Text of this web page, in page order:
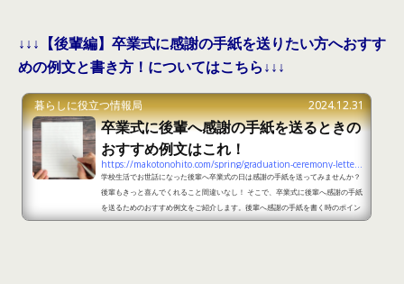
↓↓↓【後輩編】卒業式に感謝の手紙を送りたい方へおすす
めの例文と書き方！についてはこちら↓↓↓
暮らしに役立つ情報局 2024.12.31
卒業式に後輩へ感謝の手紙を送るときの
おすすめ例文はこれ！
https://makotonohito.com/spring/graduation-ceremony-letter-1
学校生活でお世話になった後輩へ卒業式の日は感謝の手紙を送ってみませんか？
後輩もきっと喜んでくれること間違いなし！ そこで、卒業式に後輩へ感謝の手紙
を送るためのおすすめ例文をご紹介します。後輩へ感謝の手紙を書く時のポイン
トとは？ 書き方1.一緒に活動してきた感謝の言葉2.共に過ごした時の経験などエ